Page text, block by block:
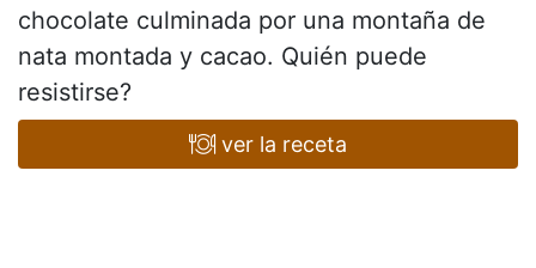
chocolate culminada por una montaña de
nata montada y cacao. Quién puede
resistirse?
ver la receta